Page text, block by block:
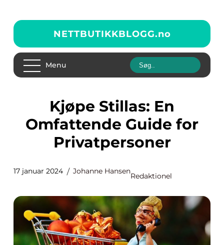
NETTBUTIKKBLOGG.no
Menu
Kjøpe Stillas: En
Omfattende Guide for
Privatpersoner
17 januar 2024 Johanne Hansen
Redaktionel